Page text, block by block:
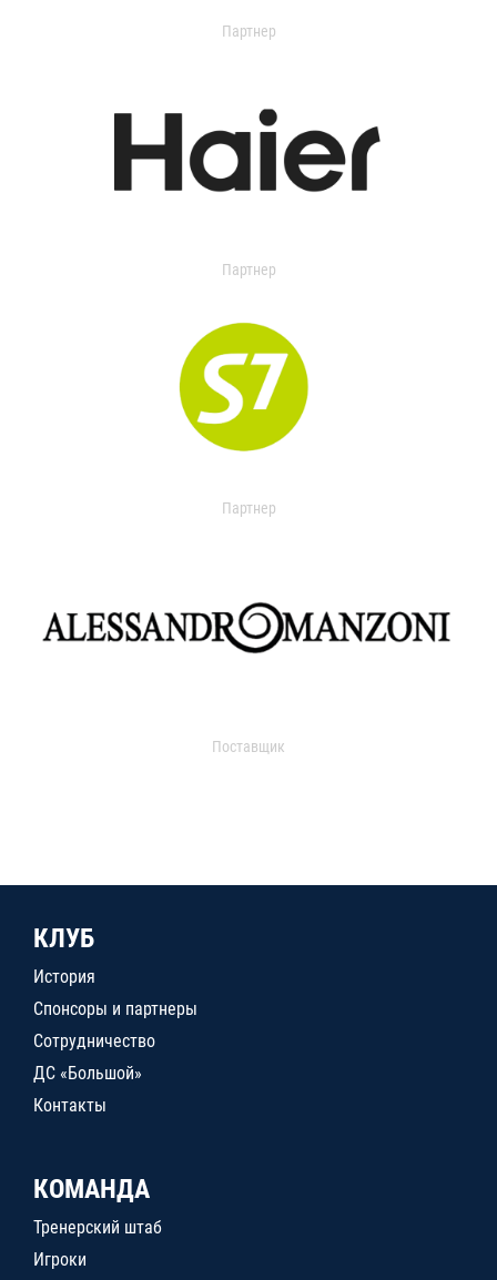
Партнер
Партнер
Партнер
Поставщик
КЛУБ
История
Спонсоры и партнеры
Сотрудничество
ДС «Большой»
Контакты
КОМАНДА
Тренерский штаб
Игроки